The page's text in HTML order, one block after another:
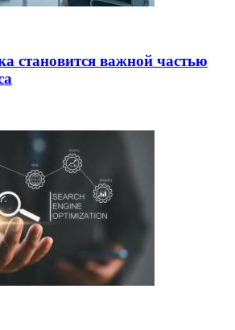
становится важной частью